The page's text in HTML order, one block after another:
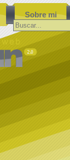
Sobre mi
Buscar: